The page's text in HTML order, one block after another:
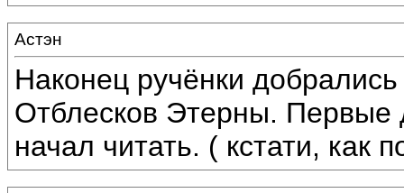
Астэн
Наконец ручёнки
Отблесков Этерны. Первые
начал читать. ( кстати, как